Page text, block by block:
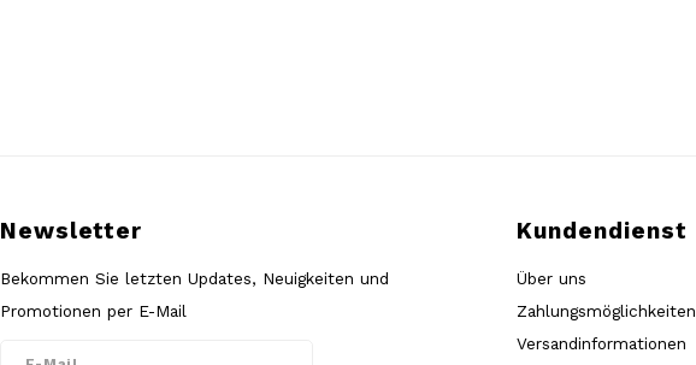
Newsletter
Bekommen Sie letzten Updates, Neuigkeiten und
Promotionen per E-Mail
Kundendienst
Über uns
Zahlungsmöglichkeiten
Versandinformationen